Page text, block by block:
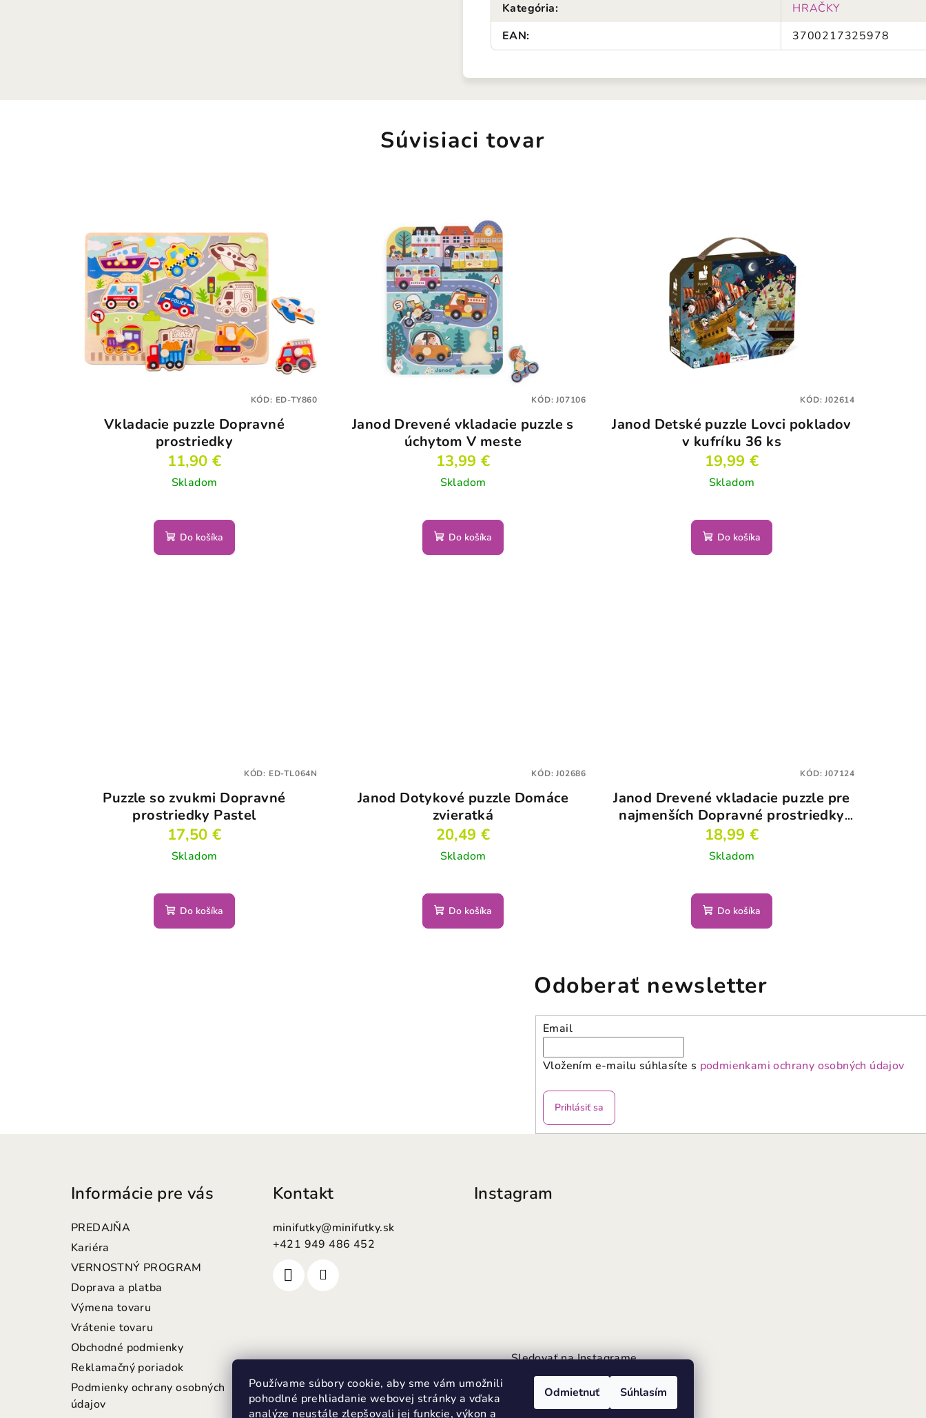
Používame súbory cookie, aby sme vám umožnili
pohodlné prehliadanie webovej stránky a vďaka
analýze neustále zlepšovali jej funkcie, výkon a
Odmietnuť Súhlasím
Kategória:
HRAČKY
EAN: 3700217325978
Súvisiaci tovar
Vkladacie puzzle Dopravné
prostriedky
11,90 €
Skladom
Do košíka
KÓD: ED-TY860
Janod Drevené vkladacie puzzle s
úchytom V meste
13,99 €
Skladom
Do košíka
KÓD:J07106
Janod Detské puzzle Lovci pokladov
v kufríku 36 ks
19,99 €
Skladom
Do košíka
KÓD:J02614
Puzzle so zvukmi Dopravné
prostriedky Pastel
17,50 €
Skladom
Do košíka
KÓD: ED-TL064N
Janod Dotykové puzzle Domáce
zvieratká
20,49 €
Skladom
Do košíka
KÓD:J02686
Janod Drevené vkladacie puzzle pre
najmenších Dopravné prostriedky
Chunky
18,99 €
Skladom
Do košíka
KÓD:J07124
Odoberať newsletter
Email
Vložením e-mailu súhlasíte s podmienkami ochrany osobných údajov
Prihlásiť sa
Informácie pre vás
PREDAJŇA
Kariéra
VERNOSTNÝ PROGRAM
Doprava a platba
Výmena tovaru
Vrátenie tovaru
Obchodné podmienky
Reklamačný poriadok
Podmienky ochrany osobných
údajov
Kontakt
minifutky@minifutky.sk
+421 949 486 452
Instagram
Sledovať na Instagrame